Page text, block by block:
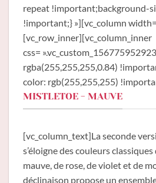
repeat !important;background-
!important;} »][vc_column
[vc_row_inner][vc_column_inner
css=
rgba(255,255,255,0.84)
color: rgb(255,255,255)
MISTLETOE - MAUVE
[vc_column_text]La seconde
s’éloigne des couleurs
mauve, de rose, de violet et de
déclinaison propose un